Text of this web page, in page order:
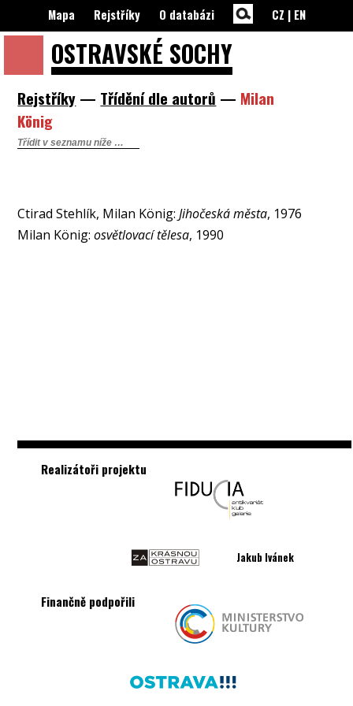
OSTRAVSKÉ SOCHY
Mapa Rejstříky O databázi CZ | EN
Rejstříky — Třídění dle autorů — Milan
König
Ctirad Stehlík, Milan König:Jihočeská města, 1976
Milan König:osvětlovací tělesa, 1990
Realizátoři projektu
Jakub Ivánek
Finančně podpořili